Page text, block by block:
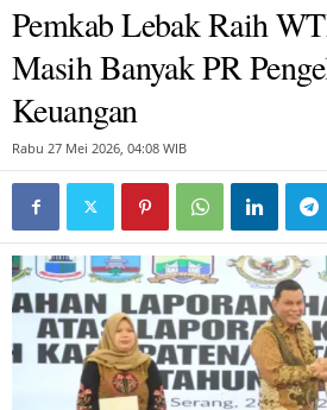
Pemkab Lebak Raih
Masih Banyak PR
Keuangan
Rabu 27 Mei 2026, 04:08 WIB